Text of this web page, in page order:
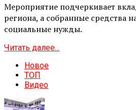
Мероприятие подчеркивает
региона, а собранные средства
социальные нужды.
Читать далее...
Новое
ТОП
Видео